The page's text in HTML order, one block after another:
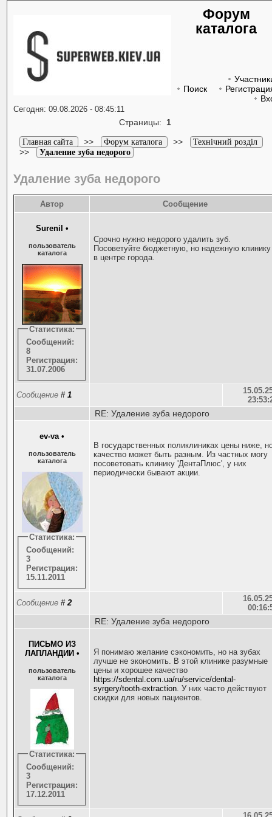
Форум
каталога
Поиск
Сегодня: 09.08.2026 - 08:45:11
Страницы: 1
Главная сайта >> Форум каталога >> Технічний розділ
>> Удаление зуба недорого
Удаление зуба недорого
Автор Сообщение
Surenil •
пользователь
каталога
Статистика:
Сообщений:
8
Регистрация:
31.07.2006
Срочно нужно недорого удалить зуб.
Посоветуйте бюджетную, но надежную клинику
в центре города.
Сообщение#1
RE: Удаление зуба недорого
ev-va •
пользователь
каталога
Статистика:
Сообщений:
3
Регистрация:
15.11.2011
В государственных поликлиниках цены ниже,
качество может быть разным. Из частных могу
посоветовать клинику 'ДентаПлюс', у них
периодически бывают акции.
Сообщение#2
RE: Удаление зуба недорого
ПИСЬМО ИЗ
ЛАПЛАНДИИ •
пользователь
каталога
Статистика:
Сообщений:
3
Регистрация:
17.12.2011
Я понимаю желание сэкономить, но на зубах
лучше не экономить. В этой клинике разумные
цены и хорошее качество
https://sdental.com.ua/ru/service/dental-
syrgery/tooth-extraction . У них часто действуют
скидки для новых пациентов.